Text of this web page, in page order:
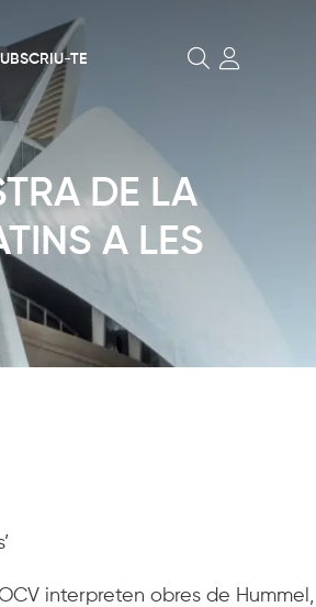
TE
DE LA
A LES
interpreten obres de